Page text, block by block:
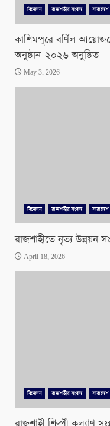
বিনোদন রাজশাহীর সংবাদ সারাদেশ
কাশিমপুরে বর্ণিল
অনুষ্ঠান-২০২৬ অনুষ্ঠিত
May 3, 2026
বিনোদন রাজশাহীর সংবাদ সারাদেশ
রাজশাহীতে নৃত্য উন্নয়ন
April 18, 2026
বিনোদন রাজশাহীর সংবাদ সারাদেশ